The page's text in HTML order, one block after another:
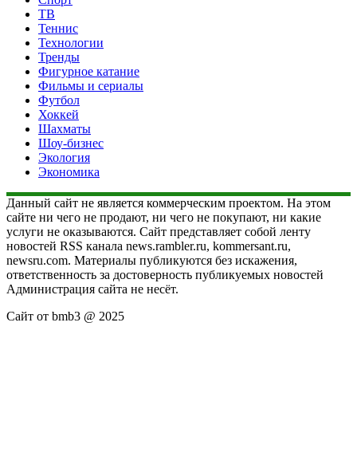
ТВ
Теннис
Технологии
Тренды
Фигурное катание
Фильмы и сериалы
Футбол
Хоккей
Шахматы
Шоу-бизнес
Экология
Экономика
Данный сайт не является коммерческим проектом. На этом
сайте ни чего не продают, ни чего не покупают, ни какие
услуги не оказываются. Сайт представляет собой ленту
новостей RSS канала news.rambler.ru, kommersant.ru,
newsru.com. Материалы публикуются без искажения,
ответственность за достоверность публикуемых новостей
Администрация сайта не несёт.
Сайт от bmb3 @ 2025